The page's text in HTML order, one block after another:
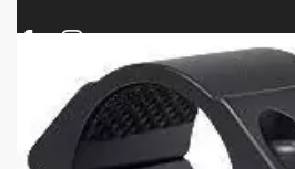
ΠΡΟΪΟΝΤΑ